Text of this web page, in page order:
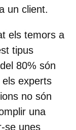
un client.
els temors a
tipus
80% són
els experts
no són
una
se unes